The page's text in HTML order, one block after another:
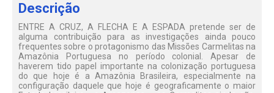
Descrição
ENTRE A CRUZ, A FLECHA E A ESPADA pretende ser de
alguma contribuição para as investigações ainda pouco
frequentes sobre o protagonismo das Missões Carmelitas na
Amazônia Portuguesa no período colonial. Apesar de
haverem tido papel importante na colonização portuguesa
do que hoje é a Amazônia Brasileira, especialmente na
configuração daquele que hoje é geograficamente o maior